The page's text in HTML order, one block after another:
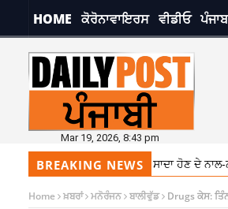
HOME ਕੋਰੋਨਾਵਾਇਰਸ ਵੀਡੀਓ ਪੰਜਾਬ
Mar 19, 2026, 8:43 pm
BREAKING NEWS
ਦਾ ਧਿਆਨ, ਖਾਣਾ ਸਾਦਾ ਹੋਣ ਦੇ ਨਾਲ-ਨਾਲ ਹੋਣਾ
Home ਖ਼ਬਰਾਂ ਮਨੋਰੰਜਨ ਬਾਲੀਵੁੱਡ Drugs ਕੇਸ: